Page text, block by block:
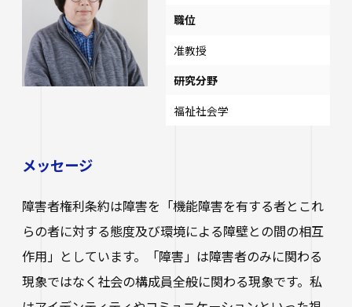
メッセージ
障害者権利条約は障害を「機能障害を有する者とこれ
らの者に対する態度及び環境による障壁との間の相互
作用」としています。「障害」は障害者のみに関わる
現象ではなく社会の構成員全般に関わる現象です。私
職位
准教授
研究分野
福祉社会学